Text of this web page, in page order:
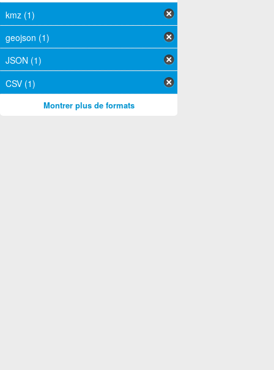
kmz (1)
geojson (1)
JSON (1)
CSV (1)
Montrer plus de formats